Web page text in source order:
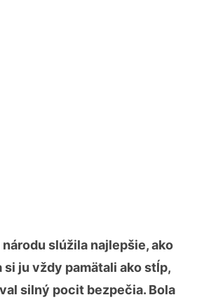
slúžila najlepšie, ako
si ju vždy pamätali ako stĺp,
silný pocit bezpečia. Bola